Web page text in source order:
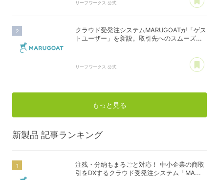
リーフワークス 公式
クラウド受発注システムMARUGOATが「ゲス
トユーザー」を新設。取引先へのスムーズ...
リーフワークス 公式
もっと見る
新製品 記事ランキング
注残・分納もまるごと対応！ 中小企業の商取
引をDXするクラウド受発注システム「MA...